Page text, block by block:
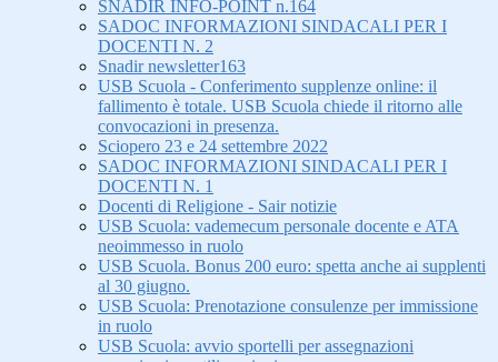
SNADIR INFO-POINT n.164
SADOC INFORMAZIONI SINDACALI PER I
DOCENTI N. 2
Snadir newsletter163
USB Scuola - Conferimento supplenze online: il
fallimento è totale. USB Scuola chiede il ritorno alle
convocazioni in presenza.
Sciopero 23 e 24 settembre 2022
SADOC INFORMAZIONI SINDACALI PER I
DOCENTI N. 1
Docenti di Religione - Sair notizie
USB Scuola: vademecum personale docente e ATA
neoimmesso in ruolo
USB Scuola. Bonus 200 euro: spetta anche ai supplenti
al 30 giugno.
USB Scuola: Prenotazione consulenze per immissione
in ruolo
USB Scuola: avvio sportelli per assegnazioni